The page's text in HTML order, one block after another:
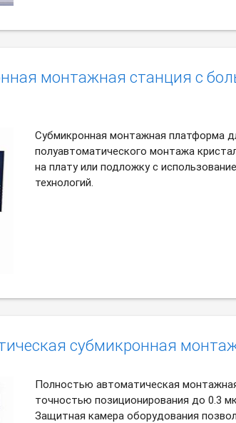
монтажная станция с
Субмикронная монтажная платформа
полуавтоматического монтажа
на плату или подложку с
технологий.
субмикронная
Полностью автоматическая
точностью позиционирования до 0.3
Защитная камера оборудования